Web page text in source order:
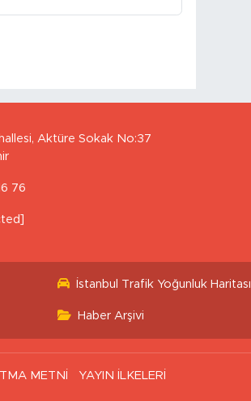
Aktüre Sokak No:37
76
İstanbul Trafik Yoğunluk Haritası
Haber Arşivi
METNİ YAYIN İLKELERİ